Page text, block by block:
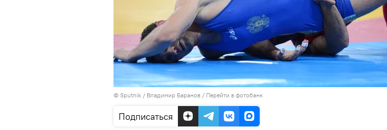
© Sputnik / Владимир Баранов / Перейти в фотобанк
Подписаться